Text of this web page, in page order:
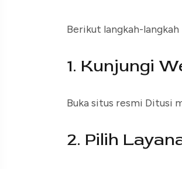
Berikut langkah-
1. Kunjungi
Buka situs resmi Ditusi
2. Pilih